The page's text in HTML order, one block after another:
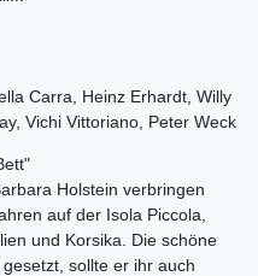
Carra, Heinz Erhardt, Willy
Vichi Vittoriano, Peter Weck
Holstein verbringen
auf der Isola Piccola,
und Korsika. Die schöne
sollte er ihr auch